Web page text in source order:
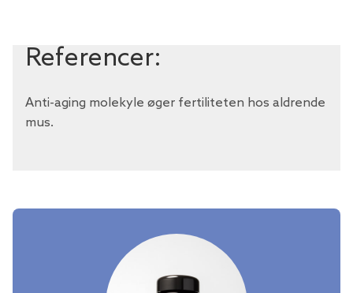
Referencer:
Anti-aging molekyle øger fertiliteten hos aldrende
mus.